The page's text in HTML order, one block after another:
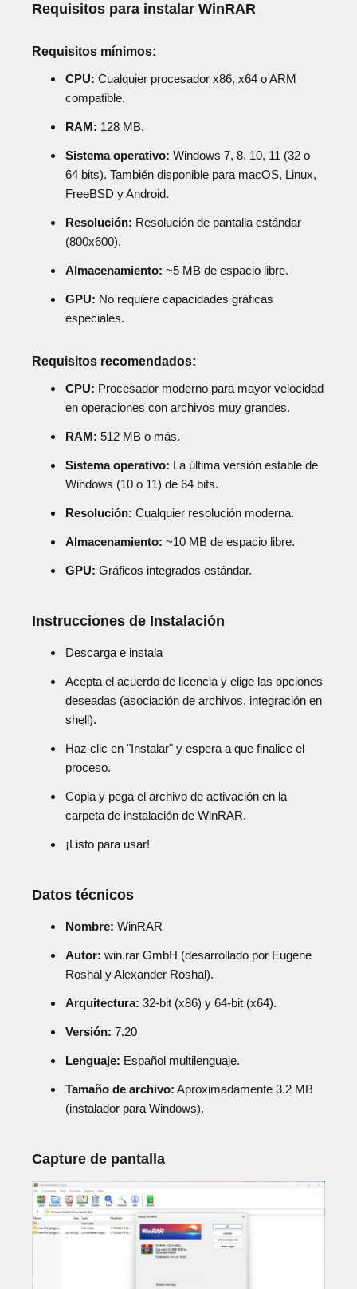
Requisitos para instalar WinRAR
Requisitos mínimos:
CPU: Cualquier procesador x86, x64 o ARM
compatible.
RAM: 128 MB.
Sistema operativo: Windows 7, 8, 10, 11 (32 o
64 bits). También disponible para macOS, Linux,
FreeBSD y Android.
Resolución: Resolución de pantalla estándar
(800x600).
Almacenamiento: ~5 MB de espacio libre.
GPU: No requiere capacidades gráficas
especiales.
Requisitos recomendados:
CPU: Procesador moderno para mayor velocidad
en operaciones con archivos muy grandes.
RAM: 512 MB o más.
Sistema operativo: La última versión estable de
Windows (10 o 11) de 64 bits.
Resolución: Cualquier resolución moderna.
Almacenamiento: ~10 MB de espacio libre.
GPU: Gráficos integrados estándar.
Instrucciones de Instalación
Descarga e instala
Acepta el acuerdo de licencia y elige las opciones
deseadas (asociación de archivos, integración en
shell).
Haz clic en "Instalar" y espera a que finalice el
proceso.
Copia y pega el archivo de activación en la
carpeta de instalación de WinRAR.
¡Listo para usar!
Datos técnicos
Nombre: WinRAR
Autor: win.rar GmbH (desarrollado por Eugene
Roshal y Alexander Roshal).
Arquitectura: 32-bit (x86) y 64-bit (x64).
Versión: 7.20
Lenguaje: Español multilenguaje.
Tamaño de archivo: Aproximadamente 3.2 MB
(instalador para Windows).
Capture de pantalla